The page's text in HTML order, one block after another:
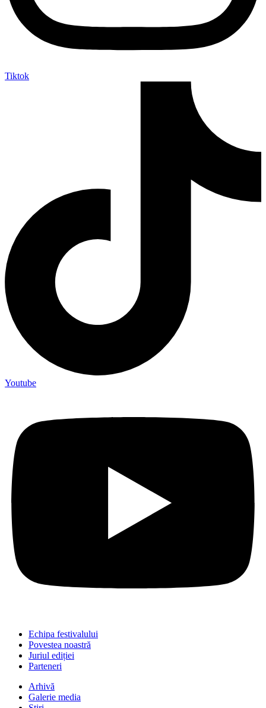
Tiktok
Youtube
Echipa festivalului
Povestea noastră
Juriul ediției
Parteneri
Arhivă
Galerie media